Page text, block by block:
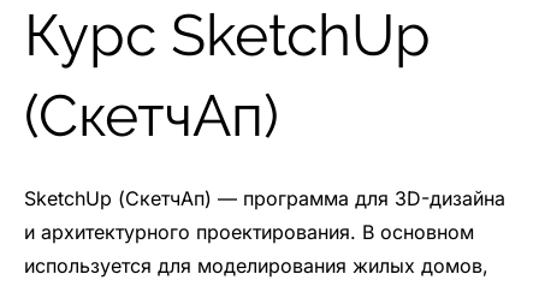
Курс SketchUp
(СкетчАп)
SketchUp (СкетчАп) — программа для 3D-дизайна
и архитектурного проектирования. В основном
используется для моделирования жилых домов,